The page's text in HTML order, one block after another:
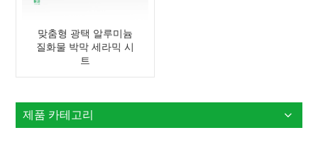
맞춤형 광택 알루미늄
질화물 박막 세라믹 시
트
제품 카테고리